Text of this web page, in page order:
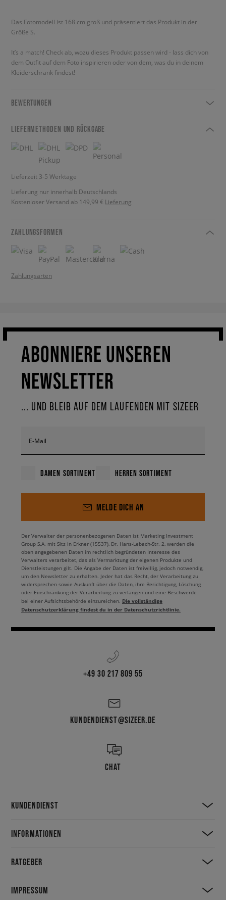
Das Fotomodell ist 168 cm groß und präsentiert das Produkt in der
Größe S.
It’s a match! Check ab, wozu dieses Produkt passen wird - lass dich von
dem Outfit auf dem Foto inspirieren oder von dem, was du in deinem
Kleiderschrank findest!
BEWERTUNGEN
LIEFERMETHODEN UND RÜCKGABE
Lieferzeit 3-5 Werktage
Lieferung nur innerhalb Deutschlands
Kostenloser Versand ab 149,99 € Lieferung
ZAHLUNGSFORMEN
Zahlungsarten
ABONNIERE UNSEREN
NEWSLETTER
... UND BLEIB AUF DEM LAUFENDEN MIT SIZEER
E-Mail
DAMEN SORTIMENT HERREN SORTIMENT
MELDE DICH AN
Der Verwalter der personenbezogenen Daten ist Marketing Investment
Group S.A. mit Sitz in Erkner (15537), Dr. Hans-Lebach-Str. 2, werden die
oben angegebenen Daten im rechtlich begründeten Interesse des
Verwalters verarbeitet, das als Vermarktung der eigenen Produkte und
Dienstleistungen gilt. Die Angabe der Daten ist freiwillig, jedoch notwendig,
um den Newsletter zu erhalten. Jeder hat das Recht, der Verarbeitung zu
widersprechen sowie Auskunft über die Daten, ihre Berichtigung, Löschung
oder Einschränkung der Verarbeitung zu verlangen und eine Beschwerde
bei einer Aufsichtsbehörde einzureichen. Die vollständige
Datenschutzerklärung findest du in der Datenschutzrichtlinie.
+49 30 217 809 55
KUNDENDIENST@SIZEER.DE
CHAT
KUNDENDIENST
INFORMATIONEN
RATGEBER
IMPRESSUM